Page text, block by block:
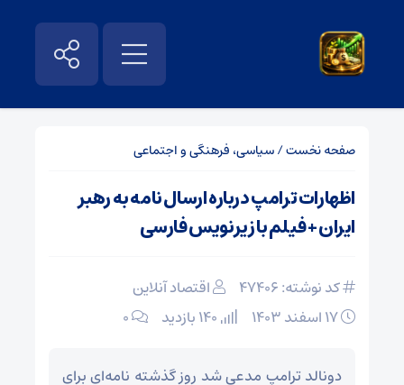
صفحه نخست/سیاسی، فرهنگی و اجتماعی
اظهارات ترامپ درباره ارسال نامه به رهبر
ایران + فیلم با زیرنویس فارسی
کد نوشته: 47406
اقتصاد آنلاین
۰
دونالد ترامپ مدعی شد روز گذشته نامه‌ای برای